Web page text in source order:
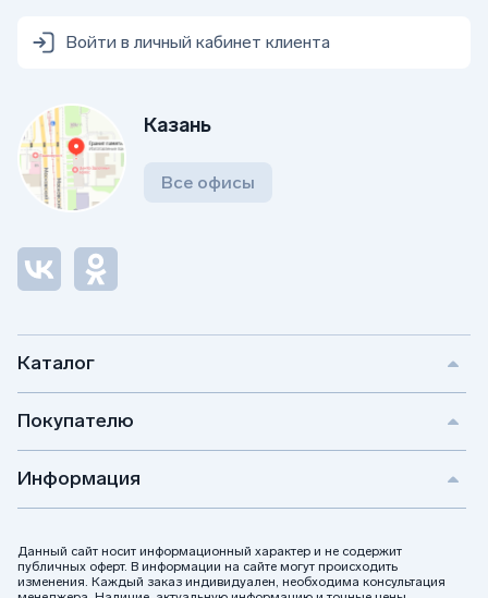
Каталог
Покупателю
Информация
Данный сайт носит информационный характер и не содержит
публичных оферт. В информации на сайте могут происходить
изменения. Каждый заказ индивидуален, необходима консультация
Войти в личный кабинет клиента
Казань
Все офисы